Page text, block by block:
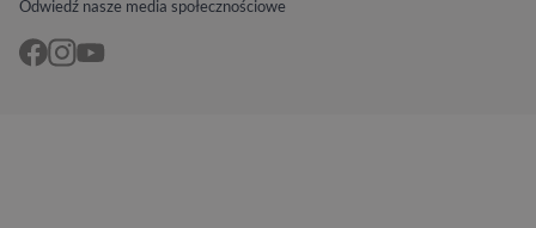
Odwiedź nasze media społecznościowe